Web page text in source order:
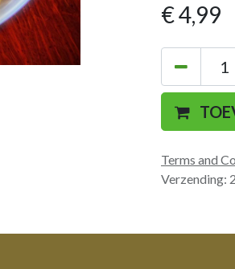
€4,99
Terms and
Verzending: